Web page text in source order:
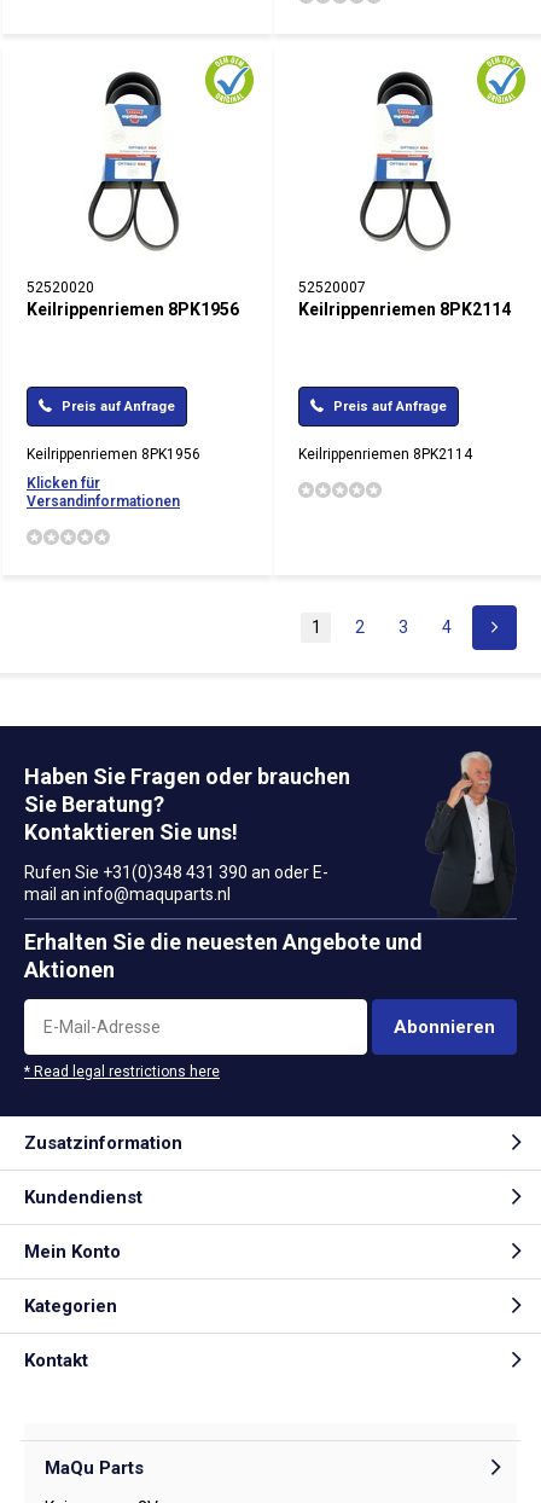
52520020
Keilrippenriemen 8PK1956
Preis auf Anfrage
Keilrippenriemen 8PK1956
Klicken für
Versandinformationen
52520007
Keilrippenriemen 8PK2114
Preis auf Anfrage
Keilrippenriemen 8PK2114
1 2 3 4
Haben Sie Fragen oder brauchen
Sie Beratung?
Kontaktieren Sie uns!
Rufen Sie +31(0)348 431 390 an oder E-
mail an info@maquparts.nl
Erhalten Sie die neuesten Angebote und
Aktionen
Abonnieren
* Read legal restrictions here
Zusatzinformation
Kundendienst
Mein Konto
Kategorien
Kontakt
MaQu Parts